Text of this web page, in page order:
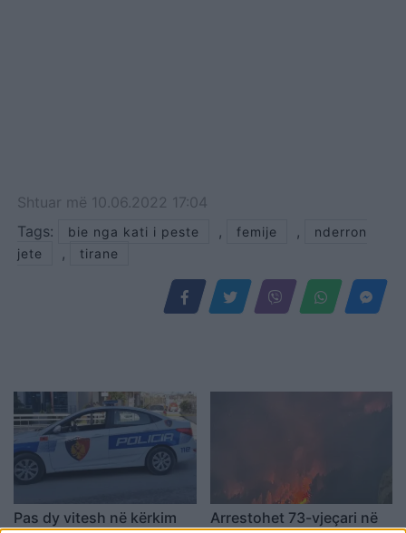
Shtuar më 10.06.2022 17:04
Tags:
bie nga kati i peste , femije ,
nderron
jete
, tirane
Pas dy vitesh në kërkim
Arrestohet 73-vjeçari në